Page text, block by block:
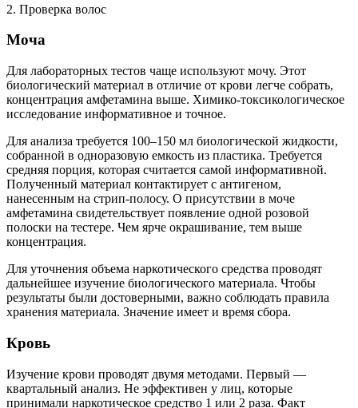
2. Проверка волос
Моча
Для лабораторных тестов чаще используют мочу. Этот
биологический материал в отличие от крови легче собрать,
концентрация амфетамина выше. Химико-токсикологическое
исследование информативное и точное.
Для анализа требуется 100–150 мл биологической жидкости,
собранной в одноразовую емкость из пластика. Требуется
средняя порция, которая считается самой информативной.
Полученный материал контактирует с антигеном,
нанесенным на стрип-полосу. О присутствии в моче
амфетамина свидетельствует появление одной розовой
полоски на тестере. Чем ярче окрашивание, тем выше
концентрация.
Для уточнения объема наркотического средства проводят
дальнейшее изучение биологического материала. Чтобы
результаты были достоверными, важно соблюдать правила
хранения материала. Значение имеет и время сбора.
Кровь
Изучение крови проводят двумя методами. Первый —
квартальный анализ. Не эффективен у лиц, которые
принимали наркотическое средство 1 или 2 раза. Факт